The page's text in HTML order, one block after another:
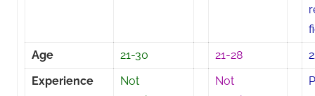
Age
21-30 21-28
Experience
Not
Not